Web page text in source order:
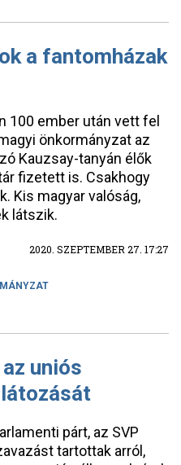
a fantomházak
100 ember után vett fel
önkormányzat az
Kauzsay-tanyán élők
fizetett is. Csakhogy
Kis magyar valóság,
látszik.
2020. SZEPTEMBER 27. 17:27
uniós
párt, az SVP
tartottak arról,